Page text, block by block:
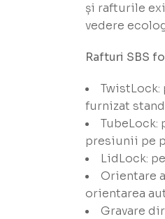
și rafturile
vedere
Rafturi SBS
furnizat
TubeLock:
presiunii pe
LidLock:
Orientare
orientarea
Gravare